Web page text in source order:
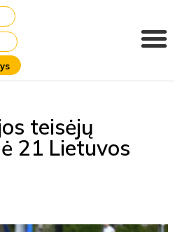
teisėjų
21 Lietuvos